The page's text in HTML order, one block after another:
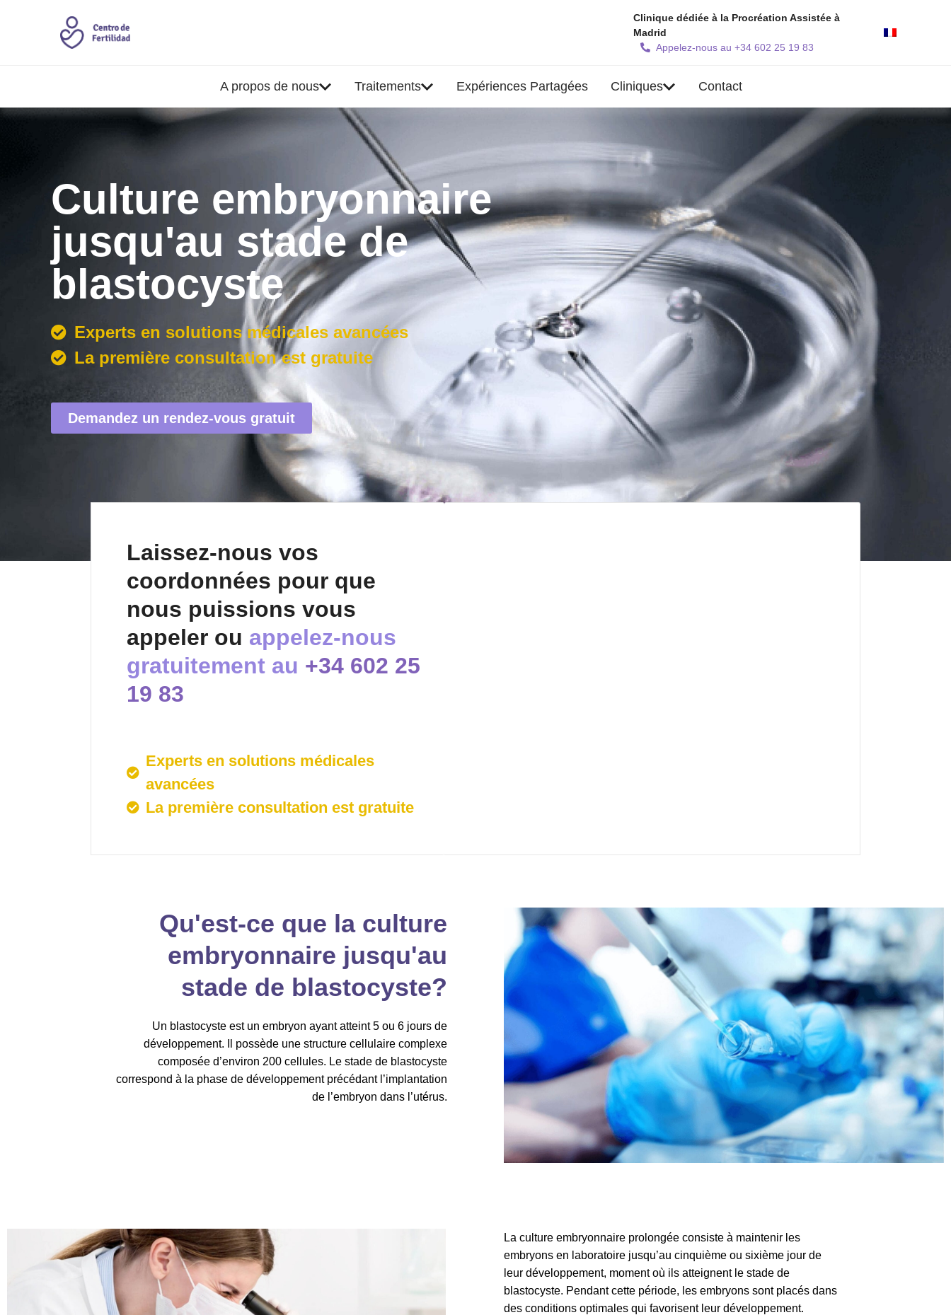
Clinique dédiée à la Procréation Assistée à
Madrid
Appelez-nous au +34 602 25 19 83
A propos de nous Traitements Expériences Partagées Cliniques Contact
Culture embryonnaire
jusqu'au stade de
blastocyste
Experts en solutions médicales avancées
La première consultation est gratuite
Demandez un rendez-vous gratuit
Laissez-nous vos
coordonnées pour que
nous puissions vous
appeler ou appelez-nous
gratuitement au +34 602 25
19 83
Experts en solutions médicales
avancées
La première consultation est gratuite
Qu'est-ce que la culture
embryonnaire jusqu'au
stade de blastocyste?
Un blastocyste est un embryon ayant atteint 5 ou 6 jours de
développement. Il possède une structure cellulaire complexe
composée d’environ 200 cellules. Le stade de blastocyste
correspond à la phase de développement précédant l’implantation
de l’embryon dans l’utérus.
La culture embryonnaire prolongée consiste à maintenir les
embryons en laboratoire jusqu’au cinquième ou sixième jour de
leur développement, moment où ils atteignent le stade de
blastocyste. Pendant cette période, les embryons sont placés dans
des conditions optimales qui favorisent leur développement.